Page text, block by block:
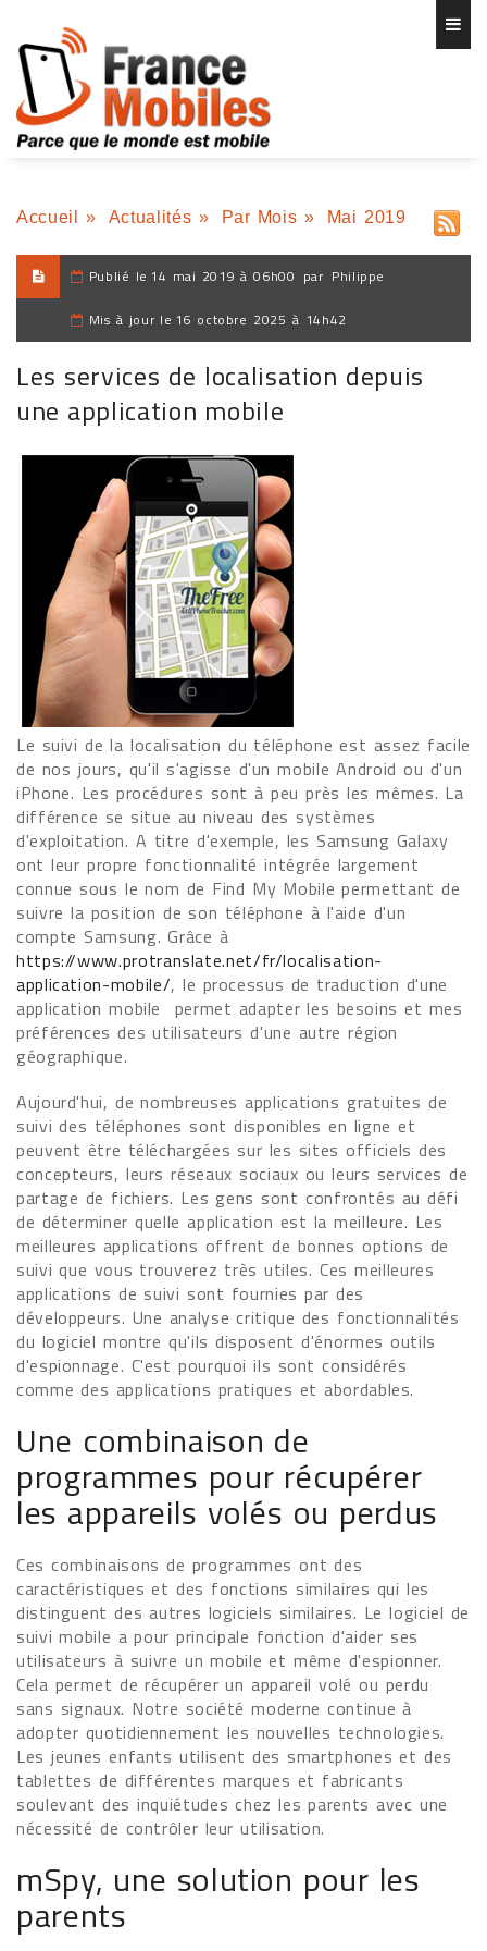
Accueil » Actualités » Par Mois » Mai 2019
Publié le 14 mai 2019 à 06h00 par Philippe
Mis à jour le 16 octobre 2025 à 14h42
Les services de localisation depuis
une application mobile
Le suivi de la localisation du téléphone est assez facile
de nos jours, qu'il s'agisse d'un mobile Android ou d'un
iPhone. Les procédures sont à peu près les mêmes. La
différence se situe au niveau des systèmes
d'exploitation. A titre d'exemple, les Samsung Galaxy
ont leur propre fonctionnalité intégrée largement
connue sous le nom de Find My Mobile permettant de
suivre la position de son téléphone à l'aide d'un
compte Samsung. Grâce à
https://www.protranslate.net/fr/localisation-
application-mobile/, le processus de traduction d'une
application mobile permet adapter les besoins et mes
préférences des utilisateurs d'une autre région
géographique.
Aujourd'hui, de nombreuses applications gratuites de
suivi des téléphones sont disponibles en ligne et
peuvent être téléchargées sur les sites officiels des
concepteurs, leurs réseaux sociaux ou leurs services de
partage de fichiers. Les gens sont confrontés au défi
de déterminer quelle application est la meilleure. Les
meilleures applications offrent de bonnes options de
suivi que vous trouverez très utiles. Ces meilleures
applications de suivi sont fournies par des
développeurs. Une analyse critique des fonctionnalités
du logiciel montre qu'ils disposent d'énormes outils
d'espionnage. C'est pourquoi ils sont considérés
comme des applications pratiques et abordables.
Une combinaison de
programmes pour récupérer
les appareils volés ou perdus
Ces combinaisons de programmes ont des
caractéristiques et des fonctions similaires qui les
distinguent des autres logiciels similaires. Le logiciel de
suivi mobile a pour principale fonction d'aider ses
utilisateurs à suivre un mobile et même d'espionner.
Cela permet de récupérer un appareil volé ou perdu
sans signaux. Notre société moderne continue à
adopter quotidiennement les nouvelles technologies.
Les jeunes enfants utilisent des smartphones et des
tablettes de différentes marques et fabricants
soulevant des inquiétudes chez les parents avec une
nécessité de contrôler leur utilisation.
mSpy, une solution pour les
parents